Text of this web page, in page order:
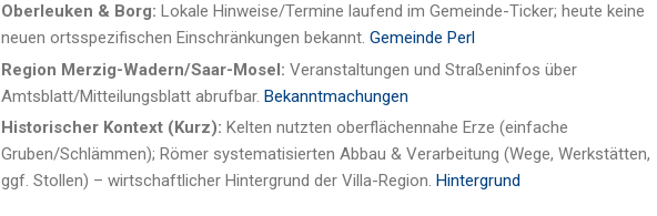
Oberleuken & Borg: Lokale Hinweise/Termine laufend im Gemeinde-Ticker; heute keine
neuen ortsspezifischen Einschränkungen bekannt. Gemeinde Perl
Region Merzig-Wadern/Saar-Mosel: Veranstaltungen und Straßeninfos über
Amtsblatt/Mitteilungsblatt abrufbar. Bekanntmachungen
Historischer Kontext (Kurz): Kelten nutzten oberflächennahe Erze (einfache
Gruben/Schlämmen); Römer systematisierten Abbau & Verarbeitung (Wege, Werkstätten,
ggf. Stollen) – wirtschaftlicher Hintergrund der Villa-Region. Hintergrund